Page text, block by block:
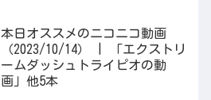
本日オススメのニコニコ動画
（2023/10/14） | 「エクストリ
ームダッシュトライピオの動
画」他5本